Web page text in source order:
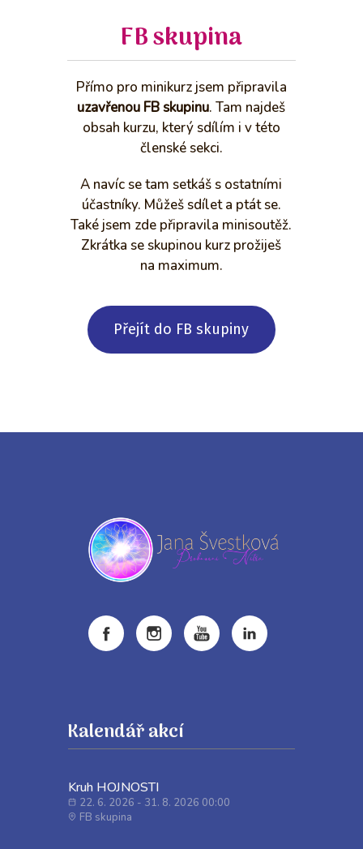
FB skupina
Přímo pro minikurz jsem připravila
uzavřenou FB skupinu. Tam najdeš
obsah kurzu, který sdílím i v této
členské sekci.
A navíc se tam setkáš s ostatními
účastníky. Můžeš sdílet a ptát se.
Také jsem zde připravila minisoutěž.
Zkrátka se skupinou kurz prožiješ
na maximum.
Přejít do FB skupiny
Kalendář akcí
Kruh HOJNOSTI
22. 6. 2026 - 31. 8. 2026 00:00
FB skupina